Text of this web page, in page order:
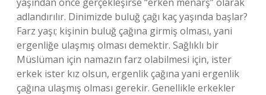
adlandırılır. Dinimizde buluğ çağı kaç yaşında başlar?
Farz yaşı; kişinin buluğ çağına girmiş olması, yani
ergenliğe ulaşmış olması demektir. Sağlıklı bir
Müslüman için namazın farz olabilmesi için, ister
erkek ister kız olsun, ergenlik çağına yani ergenlik
çağına ulaşmış olması gerekir. Genellikle erkekler